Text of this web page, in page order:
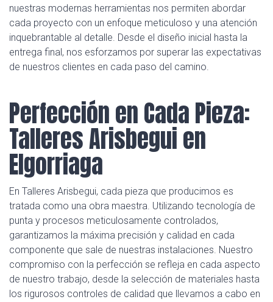
nuestras modernas herramientas nos permiten abordar
cada proyecto con un enfoque meticuloso y una atención
inquebrantable al detalle. Desde el diseño inicial hasta la
entrega final, nos esforzamos por superar las expectativas
de nuestros clientes en cada paso del camino.
Perfección en Cada Pieza:
Talleres Arisbegui en
Elgorriaga
En Talleres Arisbegui, cada pieza que producimos es
tratada como una obra maestra. Utilizando tecnología de
punta y procesos meticulosamente controlados,
garantizamos la máxima precisión y calidad en cada
componente que sale de nuestras instalaciones. Nuestro
compromiso con la perfección se refleja en cada aspecto
de nuestro trabajo, desde la selección de materiales hasta
los rigurosos controles de calidad que llevamos a cabo en